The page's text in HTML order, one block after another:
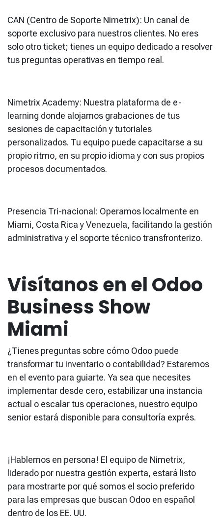
CAN (Centro de Soporte Nimetrix): Un canal de
soporte exclusivo para nuestros clientes. No eres
solo otro ticket; tienes un equipo dedicado a resolver
tus preguntas operativas en tiempo real.
Nimetrix Academy: Nuestra plataforma de e-
learning donde alojamos grabaciones de tus
sesiones de capacitación y tutoriales
personalizados. Tu equipo puede capacitarse a su
propio ritmo, en su propio idioma y con sus propios
procesos documentados.
Presencia Tri-nacional: Operamos localmente en
Miami, Costa Rica y Venezuela, facilitando la gestión
administrativa y el soporte técnico transfronterizo.
Visítanos en el Odoo
Business Show
Miami
¿Tienes preguntas sobre cómo Odoo puede
transformar tu inventario o contabilidad? Estaremos
en el evento para guiarte. Ya sea que necesites
implementar desde cero, estabilizar una instancia
actual o escalar tus operaciones, nuestro equipo
senior estará disponible para consultoría exprés.
¡Hablemos en persona! El equipo de Nimetrix,
liderado por nuestra gestión experta, estará listo
para mostrarte por qué somos el socio preferido
para las empresas que buscan Odoo en español
dentro de los EE. UU.